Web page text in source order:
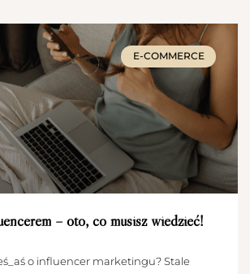
E-COMMERCE
– oto, co musisz wiedzieć!
o influencer marketingu? Stale